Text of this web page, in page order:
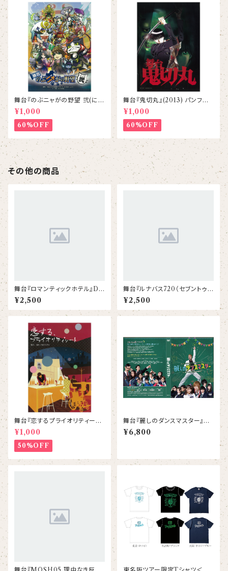
舞台『のぶニャがの野望 弐(にゃ
ん)』パンフレット
¥1,000
60%OFF
舞台『鬼切丸』(2013) パンフレッ
ト
¥1,000
60%OFF
その他の商品
舞台『ロマンティックホテル』DV
D
¥2,500
舞台『ルナバス720（セブントゥ
ーゼロ）』DVD
¥2,500
舞台『恋するプライオリティーシ
ート』パンフレット
¥1,000
50%OFF
舞台『麗しのダンスマスター』D
VD
¥6,800